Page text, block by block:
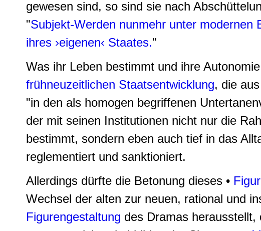
gewesen sind, so sind sie nach
"Subjekt-Werden nunmehr unter
ihres ›eigenen‹ Staates."
Was ihr Leben bestimmt und ihre
frühneuzeitlichen Staatsentwicklung, die
"in den als homogen begriffenen
der mit seinen Institutionen nicht nur die
bestimmt, sondern eben auch tief in das
reglementiert und sanktioniert.
Allerdings dürfte die Betonung dieses •
Wechsel der alten zur neuen, rational und
Figurengestaltung des Dramas